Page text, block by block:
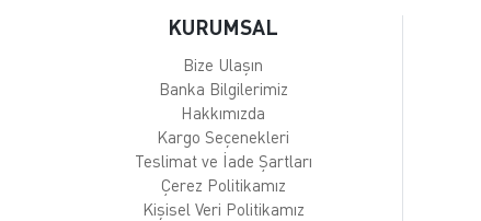
KURUMSAL
Bize Ulaşın
Banka Bilgilerimiz
Hakkımızda
Kargo Seçenekleri
Teslimat ve İade Şartları
Çerez Politikamız
Kişisel Veri Politikamız